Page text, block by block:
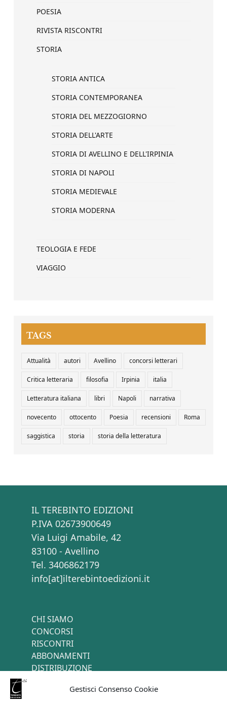
Gestisci Consenso Cookie
POESIA
RIVISTA RISCONTRI
STORIA
STORIA ANTICA
STORIA CONTEMPORANEA
STORIA DEL MEZZOGIORNO
STORIA DELL'ARTE
STORIA DI AVELLINO E DELL'IRPINIA
STORIA DI NAPOLI
STORIA MEDIEVALE
STORIA MODERNA
TEOLOGIA E FEDE
VIAGGIO
TAGS
Attualità autori Avellino concorsi letterari
Critica letteraria filosofia Irpinia italia
Letteratura italiana libri Napoli narrativa
novecento ottocento Poesia recensioni Roma
saggistica storia storia della letteratura
IL TEREBINTO EDIZIONI
P.IVA 02673900649
Via Luigi Amabile, 42
83100 - Avellino
Tel. 3406862179
info[at]ilterebintoedizioni.it
CHI SIAMO
CONCORSI
RISCONTRI
ABBONAMENTI
DISTRIBUZIONE